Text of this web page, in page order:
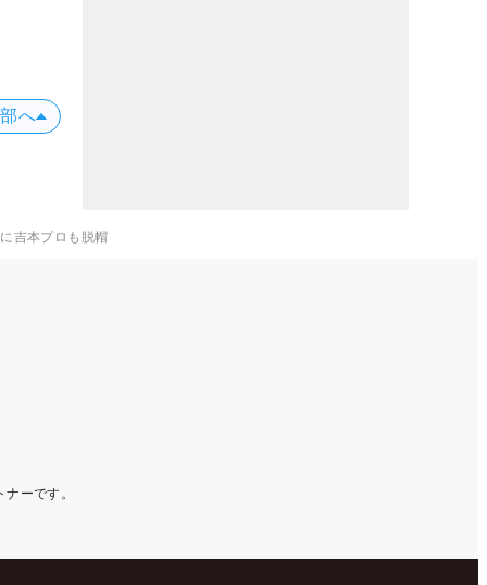
へ
吉本プロも脱帽
ーです。